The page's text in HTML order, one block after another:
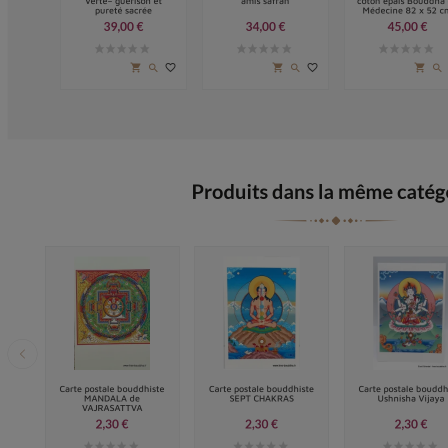
pureté sacrée
39,00 €
shopping_cart  favorite_border
34,00 €
shopping_cart  favorite_border
Médecine 82 x 52
45,00 €
shopping_cart 
Produits dans la même
Carte postale bouddhiste
MANDALA de
VAJRASATTVA
2,30 €
Carte postale bouddhiste
SEPT CHAKRAS
2,30 €
Carte postale
Ushnisha Vijaya
2,30 €